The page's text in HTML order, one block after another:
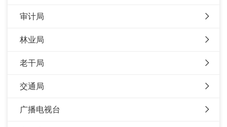
审计局
林业局
老干局
交通局
广播电视台